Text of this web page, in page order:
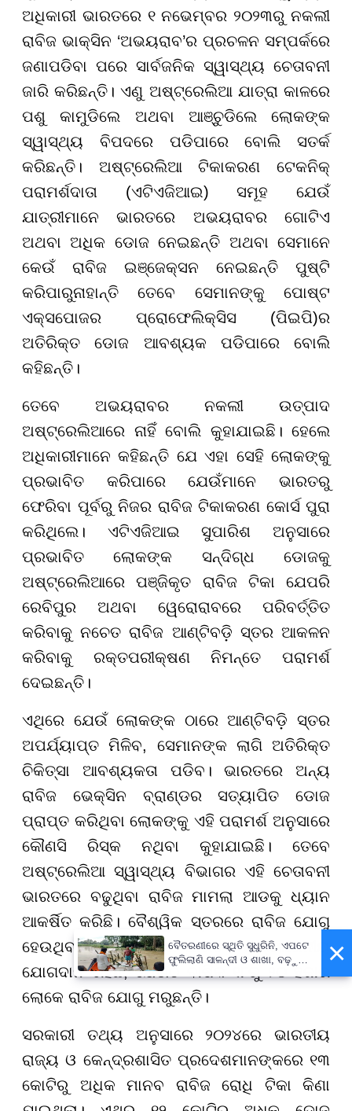
ଅଧିକାରୀ ଭାରତରେ ୧ ନଭେମ୍ବର ୨୦୨୩ରୁ ନକଲୀ
ରାବିଜ ଭାକ୍ସିନ ‘ଅଭୟରାବ’ର ପ୍ରଚଳନ ସମ୍ପର୍କରେ
ଜଣାପଡିବା ପରେ ସାର୍ବଜନିକ ସ୍ୱାସ୍ଥ୍ୟ ଚେତାବନୀ
ଜାରି କରିଛନ୍ତି। ଏଣୁ ଅଷ୍ଟ୍ରେଲିଆ ଯାତ୍ରା କାଳରେ
ପଶୁ କାମୁଡିଲେ ଅଥବା ଆଞ୍ଚୁଡିଲେ ଲୋକଙ୍କ
ସ୍ୱାସ୍ଥ୍ୟ ବିପଦରେ ପଡିପାରେ ବୋଲି ସତର୍କ
କରିଛନ୍ତି। ଅଷ୍ଟ୍ରେଲିଆ ଟିକାକରଣ ଟେକନିକ୍
ପରାମର୍ଶଦାତା (ଏଟିଏଜିଆଇ) ସମୂହ ଯେଉଁ
ଯାତ୍ରୀମାନେ ଭାରତରେ ଅଭୟରାବର ଗୋଟିଏ
ଅଥବା ଅଧିକ ଡୋଜ ନେଇଛନ୍ତି ଅଥବା ସେମାନେ
କେଉଁ ରାବିଜ ଇଞ୍ଜେକ୍ସନ ନେଇଛନ୍ତି ପୁଷ୍ଟି
କରିପାରୁନାହାନ୍ତି ତେବେ ସେମାନଙ୍କୁ ପୋଷ୍ଟ
ଏକ୍ସପୋଜର ପ୍ରୋଫେଲିକ୍ସିସ (ପିଇପି)ର
ଅତିରିକ୍ତ ଡୋଜ ଆବଶ୍ୟକ ପଡିପାରେ ବୋଲି
କହିଛନ୍ତି।
ତେବେ ଅଭୟରାବର ନକଲୀ ଉତ୍ପାଦ
ଅଷ୍ଟ୍ରେଲିଆରେ ନାହିଁ ବୋଲି କୁହାଯାଇଛି। ହେଲେ
ଅଧିକାରୀମାନେ କହିଛନ୍ତି ଯେ ଏହା ସେହି ଲୋକଙ୍କୁ
ପ୍ରଭାବିତ କରିପାରେ ଯେଉଁମାନେ ଭାରତରୁ
ଫେରିବା ପୂର୍ବରୁ ନିଜର ରାବିଜ ଟିକାକରଣ କୋର୍ସ ପୁରା
କରିଥିଲେ। ଏଟିଏଜିଆଇ ସୁପାରିଶ ଅନୁସାରେ
ପ୍ରଭାବିତ ଲୋକଙ୍କ ସନ୍ଦିଗ୍ଧ ଡୋଜକୁ
ଅଷ୍ଟ୍ରେଲିଆରେ ପଞ୍ଜିକୃତ ରାବିଜ ଟିକା ଯେପରି
ରେବିପୁର ଅଥବା ୱେରୋରାବରେ ପରିବର୍ତ୍ତିତ
କରିବାକୁ ନଚେତ ରାବିଜ ଆଣ୍ଟିବଡ଼ି ସ୍ତର ଆକଳନ
କରିବାକୁ ରକ୍ତପରୀକ୍ଷଣ ନିମନ୍ତେ ପରାମର୍ଶ
ଦେଇଛନ୍ତି।
ଏଥିରେ ଯେଉଁ ଲୋକଙ୍କ ଠାରେ ଆଣ୍ଟିବଡ଼ି ସ୍ତର
ଅପର୍ଯ୍ୟାପ୍ତ ମିଳିବ, ସେମାନଙ୍କ ଲାଗି ଅତିରିକ୍ତ
ଚିକିତ୍ସା ଆବଶ୍ୟକତା ପଡିବ। ଭାରତରେ ଅନ୍ୟ
ରାବିଜ ଭେକ୍ସିନ ବ୍ରାଣ୍ଡର ସତ୍ୟାପିତ ଡୋଜ
ପ୍ରାପ୍ତ କରିଥିବା ଲୋକଙ୍କୁ ଏହି ପରାମର୍ଶ ଅନୁସାରେ
କୌଣସି ରିସ୍କ ନଥିବା କୁହାଯାଇଛି। ତେବେ
ଅଷ୍ଟ୍ରେଲିଆ ସ୍ୱାସ୍ଥ୍ୟ ବିଭାଗର ଏହି ଚେତାବନୀ
ଭାରତରେ ବଢୁଥିବା ରାବିଜ ମାମଲା ଆଡକୁ ଧ୍ୟାନ
ଆକର୍ଷିତ କରିଛି। ବୈଶ୍ୱିକ ସ୍ତରରେ ରାବିଜ ଯୋଗୁ
ହେଉଥିବା ମୃତ୍ୟୁ ହାରରେ ଭାରତର ଉଲ୍ଲେଖନୀୟ
ଯୋଗଦାନ ରହିଛି, ଯେଉଁଠି ବାର୍ଷିକ ୧୮ରୁ ୨୦ ହଜାର
ଲୋକେ ରାବିଜ ଯୋଗୁ ମରୁଛନ୍ତି।
ସରକାରୀ ତଥ୍ୟ ଅନୁସାରେ ୨୦୨୪ରେ ଭାରତୀୟ
ରାଜ୍ୟ ଓ କେନ୍ଦ୍ରଶାସିତ ପ୍ରଦେଶମାନଙ୍କରେ ୧୩
କୋଟିରୁ ଅଧିକ ମାନବ ରାବିଜ ରୋଧି ଟିକା କିଣା
×
ବୈତରଣୀରେ ସ୍ଥିତି ସୁଧୁରିନି, ଏପଟେ
ଫୁଲିଲାଣି ସାଳନ୍ଦୀ ଓ ଶାଖା, ବଢ଼ୁଛି
ବନ୍ୟା ଭୟ